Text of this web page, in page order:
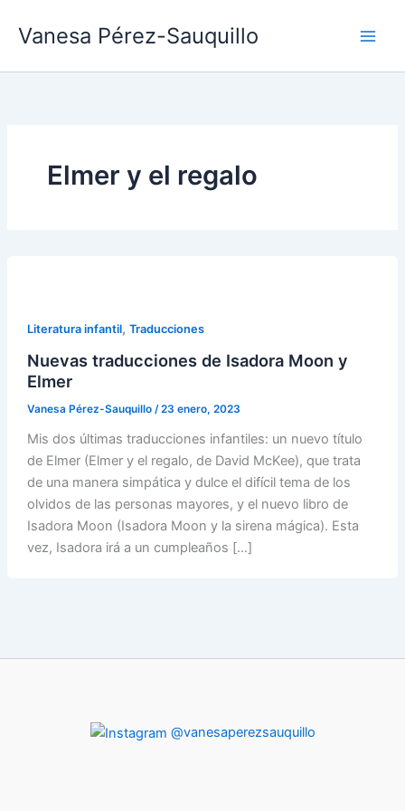
Vanesa Pérez-Sauquillo
Elmer y el regalo
Literatura infantil, Traducciones
Nuevas traducciones de Isadora Moon y
Elmer
Vanesa Pérez-Sauquillo /23 enero, 2023
Mis dos últimas traducciones infantiles: un nuevo título
de Elmer (Elmer y el regalo, de David McKee), que trata
de una manera simpática y dulce el difícil tema de los
olvidos de las personas mayores, y el nuevo libro de
Isadora Moon (Isadora Moon y la sirena mágica). Esta
vez, Isadora irá a un cumpleaños […]
@vanesaperezsauquillo